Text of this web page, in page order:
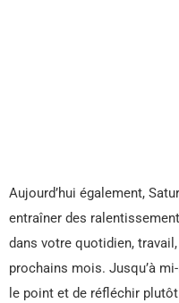
Aujourd’hui également,
entraîner des
dans votre quotidien,
prochains mois. Jusqu’à
le point et de réfléchir